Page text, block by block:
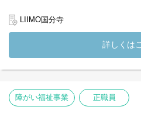
【森へいこう】年間を通して自然に
【探求心を育む】1人ひとりの遊び
【遊び込めるコーナー】大人が押
の保育
------------------------------
個別ブースも用意。通所を通じて
づくりから就職まで、段階的に伴走
主に精神障害のある方の就職に向
サービス管理責任者のアシスタン
具体的には・・・・・
・PCスキル指導（Word・Excel等
LIIMO国分寺
詳しくは
障がい福祉事業 正職員